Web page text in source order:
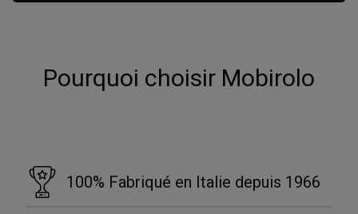
Pourquoi choisir Mobirolo
100% Fabriqué en Italie depuis 1966